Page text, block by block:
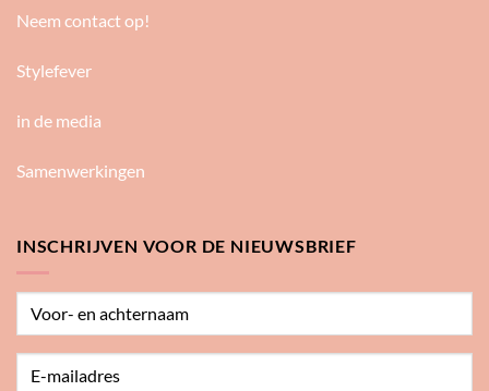
Neem contact op!
Stylefever
in de media
Samenwerkingen
INSCHRIJVEN VOOR DE NIEUWSBRIEF